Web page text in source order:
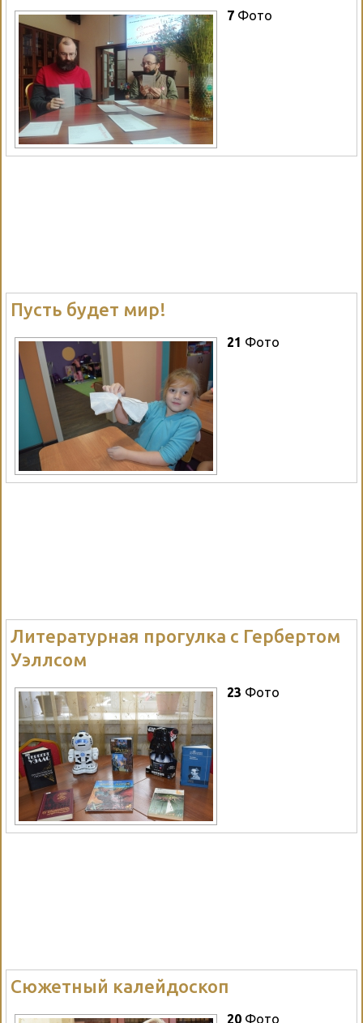
7 Фото
Пусть будет мир!
21 Фото
Литературная прогулка с Гербертом
Уэллсом
23 Фото
Сюжетный калейдоскоп
20 Фото